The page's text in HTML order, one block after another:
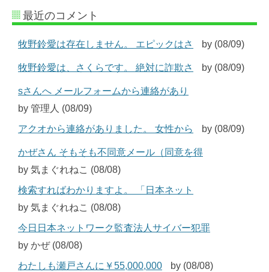
最近のコメント
牧野鈴愛は存在しません。 エピックはさ by (08/09)
牧野鈴愛は、さくらです。 絶対に詐欺さ by (08/09)
sさんへ メールフォームから連絡があり
by 管理人 (08/09)
アクオから連絡がありました。 女性から
by (08/09)
かぜさん そもそも不同意メール（同意を得
by 気まぐれねこ (08/08)
検索すればわかりますよ。 「日本ネット
by 気まぐれねこ (08/08)
今日日本ネットワーク監査法人サイバー犯罪
by かぜ (08/08)
わたしも瀬戸さんに￥55,000,000
by (08/08)